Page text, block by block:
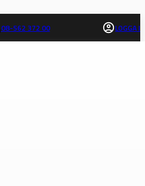
08-562 372 00 LOGGA IN